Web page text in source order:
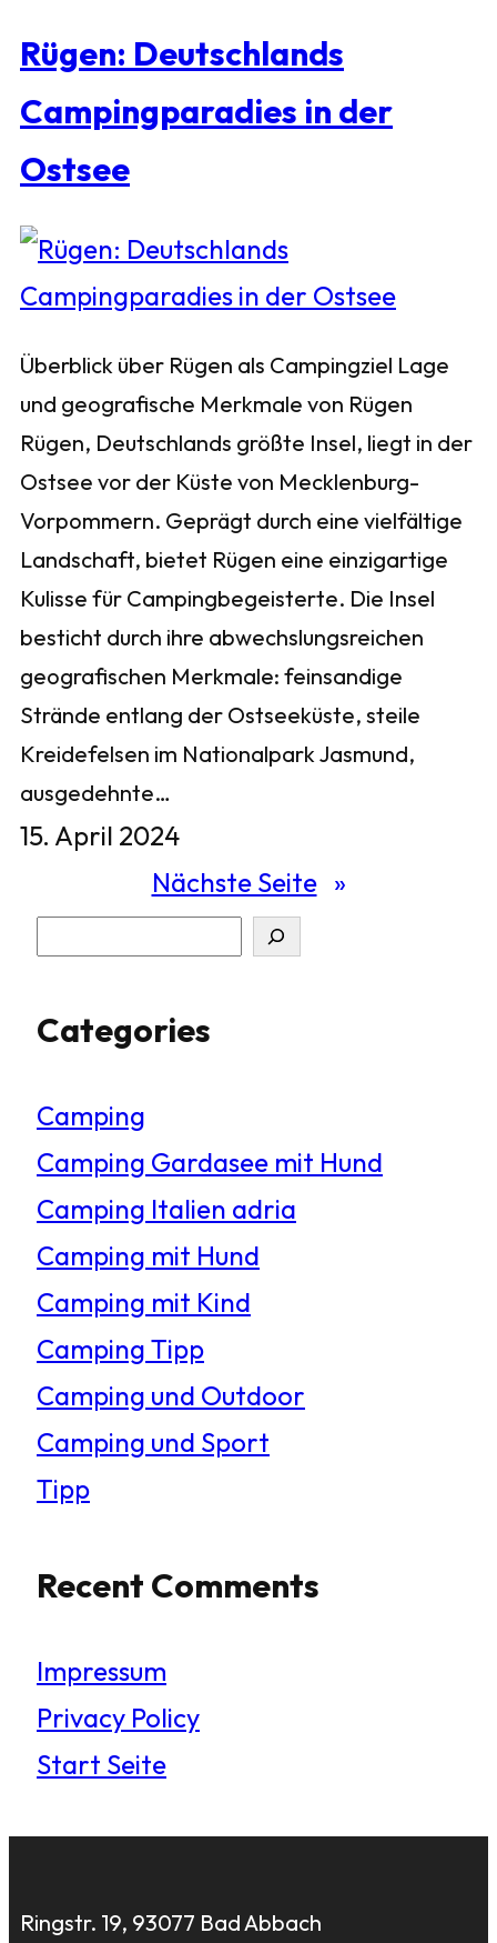
Rügen: Deutschlands
Campingparadies in der
Ostsee
Überblick über Rügen als Campingziel Lage
und geografische Merkmale von Rügen
Rügen, Deutschlands größte Insel, liegt in der
Ostsee vor der Küste von Mecklenburg-
Vorpommern. Geprägt durch eine vielfältige
Landschaft, bietet Rügen eine einzigartige
Kulisse für Campingbegeisterte. Die Insel
besticht durch ihre abwechslungsreichen
geografischen Merkmale: feinsandige
Strände entlang der Ostseeküste, steile
Kreidefelsen im Nationalpark Jasmund,
ausgedehnte…
15. April 2024
Nächste Seite »
c
e
n
Categories
Camping
Camping Gardasee mit Hund
Camping Italien adria
Camping mit Hund
Camping mit Kind
Camping Tipp
Camping und Outdoor
Camping und Sport
Tipp
Recent Comments
Impressum
Privacy Policy
Start Seite
Ringstr. 19, 93077 Bad Abbach